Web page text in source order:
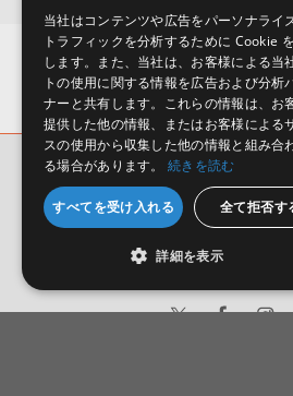
サンプルパック LOCK STOCK MEDIA
会社概要 環境保護（CSR）への取り組み
特
サイト動作環境
利用規約 個人情報の保
当社はコンテンツや広告をパーソナライ
トラフィックを分析するために Cookie
します。また、当社は、お客様による当
トの使用に関する情報を広告および分析
ナーと共有します。これらの情報は、お
提供した他の情報、またはお客様による
スの使用から収集した他の情報と組み合
る場合があります。
続きを読む
すべてを受け入れる 全て拒否す
詳細を表示